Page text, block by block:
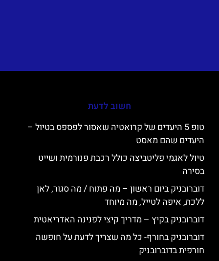
חשוב לדעת
טופ 5 היעדים של קרואטיה שאסור לפספס בטיול –
היעדים שהם מאסט
טיול לאגמי פליטביצה כולל רכבת פנורמית ושייט
בסירה
דוברובניק ביום ראשון – מה פתוח / מה סגור, לאן
ללכת, איפה לטייל, מה מיוחד
דוברובניק בקיץ – מדריך קיצי לפנינה האדריאטית
דוברובניק בחורף- כל מה שצריך לדעת על חופשה
חורפית בדוברובניק